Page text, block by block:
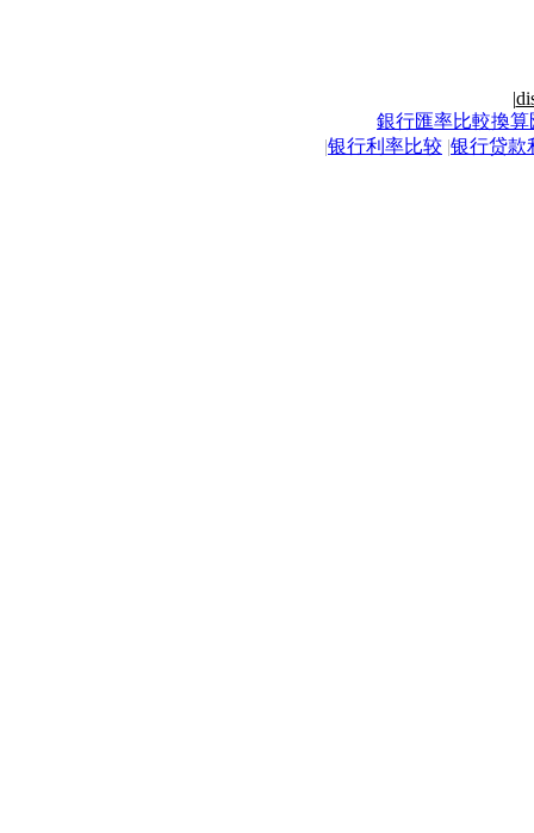
|
銀行匯率比較換算
|银行利率比较 |银行贷款